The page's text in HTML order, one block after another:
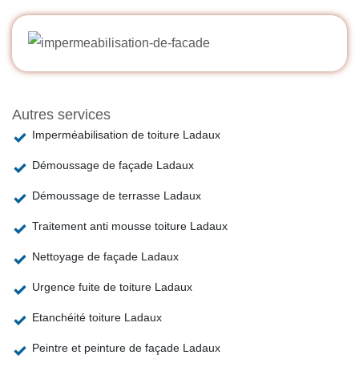
Autres services
Imperméabilisation de toiture Ladaux
Démoussage de façade Ladaux
Démoussage de terrasse Ladaux
Traitement anti mousse toiture Ladaux
Nettoyage de façade Ladaux
Urgence fuite de toiture Ladaux
Etanchéité toiture Ladaux
Peintre et peinture de façade Ladaux